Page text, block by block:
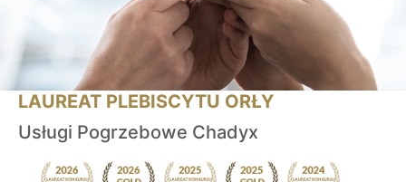
LAUREAT PLEBISCYTU ORŁY
Usługi Pogrzebowe Chadyx